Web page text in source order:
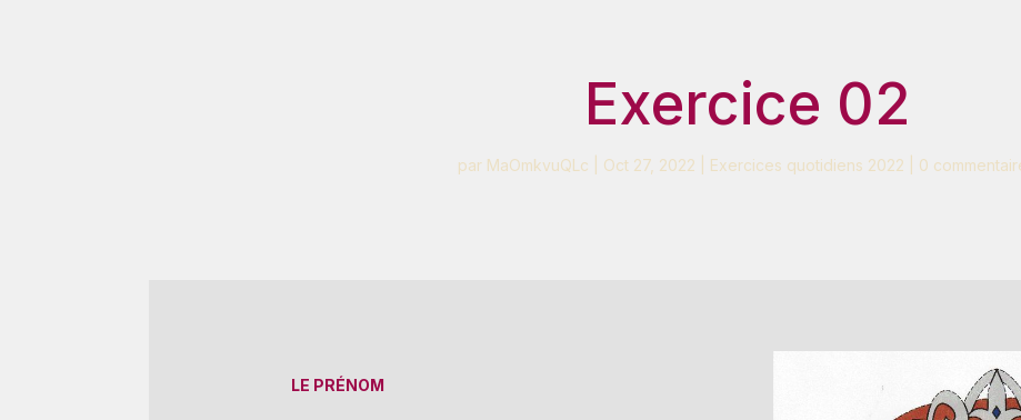
Exercice 02
par MaOmkvuQLc Oct 27, 2022 Exercices quotidiens 2022 0
LE PRÉNOM